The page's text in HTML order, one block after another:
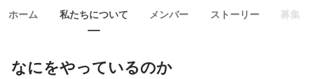
ホーム 私たちについて メンバー ストーリー 募集
なにをやっているのか